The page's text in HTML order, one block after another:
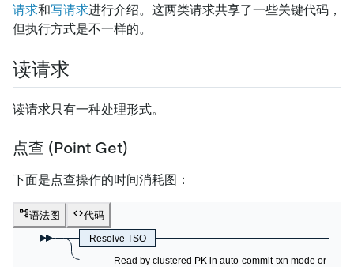
请求和写请求进行介绍。这两类请求共享了一些关键代码，
但执行方式是不一样的。
读请求
读请求只有一种处理形式。
点查 (Point Get)
下面是点查操作的时间消耗图：
语法图 代码
Resolve TSO
Read by clustered PK in auto-commit-txn mode or